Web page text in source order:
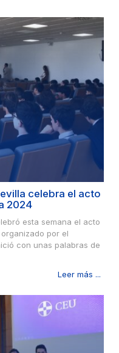
celebra el acto
2024
esta semana el acto
por el
con unas palabras de
Leer más ...